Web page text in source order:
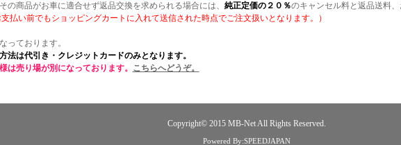
の商品がお車に適合せず返品交換を求められる場合には、 純正定価の２０％のキャンセル料と返品送料
支払い前でもショッピングカートに入れて送信された時点でご注文扱いとなります。）
っております。
法は代引き・クレジットカードのみとなります。
は売り場が別になっております。 こちらへどうぞ。
Copyright© 2015 MB-NetAll Rights Reserved.
Powered By:SPEEDJAPAN